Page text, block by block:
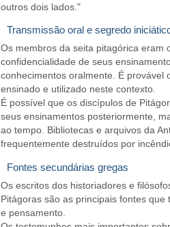
outros dois lados."
Transmissão oral e segredo
Os membros da seita pitagórica eram
confidencialidade de seus
conhecimentos oralmente. É provável
ensinado e utilizado neste contexto.
É possível que os discípulos de
seus ensinamentos posteriormente,
ao tempo. Bibliotecas e arquivos da
frequentemente destruídos por
Fontes secundárias gregas
Os escritos dos historiadores e
Pitágoras são as principais fontes
e pensamento.